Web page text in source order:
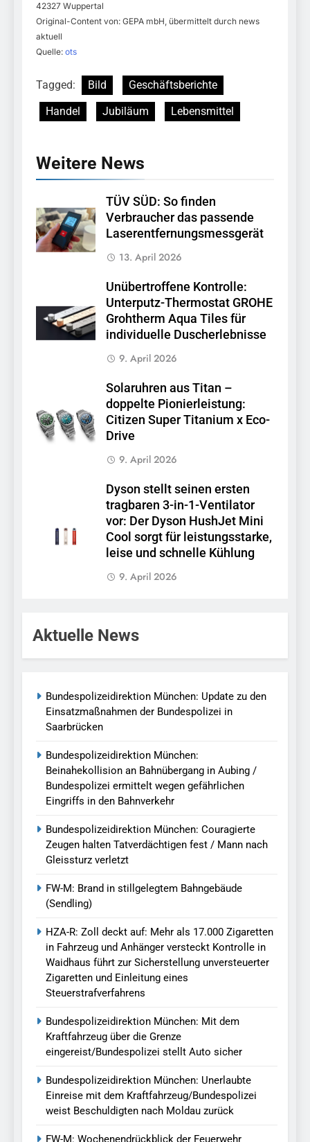
42327 Wuppertal
Original-Content von: GEPA mbH, übermittelt durch news
aktuell
Quelle: ots
Tagged: Bild
Geschäftsberichte
Handel
Jubiläum Lebensmittel
Weitere News
TÜV SÜD: So finden
Verbraucher das passende
Laserentfernungsmessgerät
13. April 2026
Unübertroffene Kontrolle:
Unterputz-Thermostat GROHE
Grohtherm Aqua Tiles für
individuelle Duscherlebnisse
9. April 2026
Solaruhren aus Titan –
doppelte Pionierleistung:
Citizen Super Titanium x Eco-
Drive
9. April 2026
Dyson stellt seinen ersten
tragbaren 3-in-1-Ventilator
vor: Der Dyson HushJet Mini
Cool sorgt für leistungsstarke,
leise und schnelle Kühlung
9. April 2026
Aktuelle News
Bundespolizeidirektion München: Update zu den
Einsatzmaßnahmen der Bundespolizei in
Saarbrücken
Bundespolizeidirektion München:
Beinahekollision an Bahnübergang in Aubing /
Bundespolizei ermittelt wegen gefährlichen
Eingriffs in den Bahnverkehr
Bundespolizeidirektion München: Couragierte
Zeugen halten Tatverdächtigen fest / Mann nach
Gleissturz verletzt
FW-M: Brand in stillgelegtem Bahngebäude
(Sendling)
HZA-R: Zoll deckt auf: Mehr als 17.000 Zigaretten
in Fahrzeug und Anhänger versteckt Kontrolle in
Waidhaus führt zur Sicherstellung unversteuerter
Zigaretten und Einleitung eines
Steuerstrafverfahrens
Bundespolizeidirektion München: Mit dem
Kraftfahrzeug über die Grenze
eingereist/Bundespolizei stellt Auto sicher
Bundespolizeidirektion München: Unerlaubte
Einreise mit dem Kraftfahrzeug/Bundespolizei
weist Beschuldigten nach Moldau zurück